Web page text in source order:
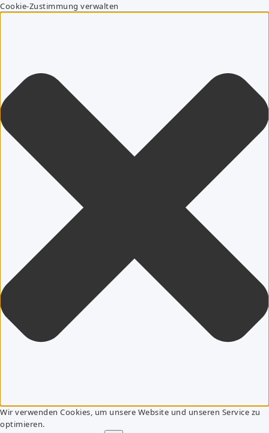
Cookie-Zustimmung verwalten
Wir verwenden Cookies, um unsere Website und unseren Service zu
optimieren.